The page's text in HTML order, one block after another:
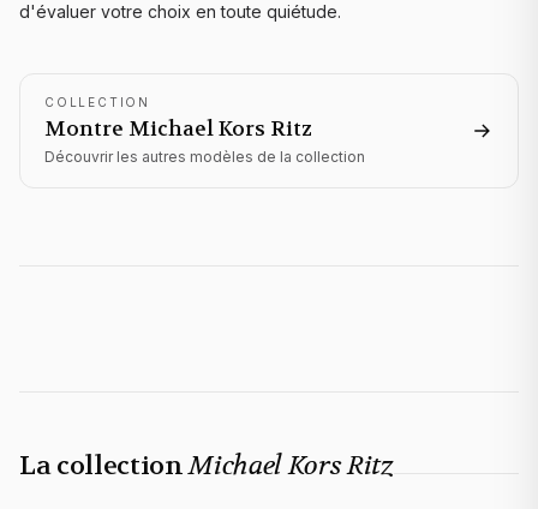
d'évaluer votre choix en toute quiétude.
COLLECTION
Montre Michael Kors Ritz
Découvrir les autres modèles de la collection
La collectionMichael Kors Ritz